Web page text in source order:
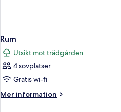
Rum
Utsikt mot trädgården
4 sovplatser
Gratis wi-fi
Mer information
Mer